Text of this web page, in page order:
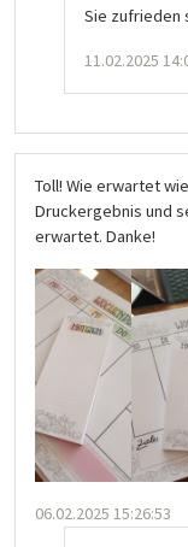
Sie zufrieden
11.02.2025
Toll! Wie erwartet
Druckergebnis und
erwartet. Danke!
06.02.2025 15:26:53